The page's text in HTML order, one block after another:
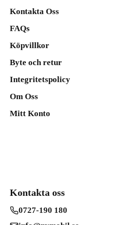
Kontakta Oss
FAQs
Köpvillkor
Byte och retur
Integritetspolicy
Om Oss
Mitt Konto
Kontakta oss
0727-190 180